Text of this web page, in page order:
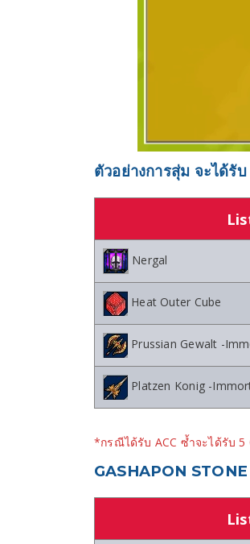
ตัวอย่างการสุ่ม จะได้รั
Nergal
Heat Outer Cube
Prussian Gewalt -
Platzen Konig -
*กรณีได้รับ ACC ซ้ำจะได้รับ 5
GASHAPON